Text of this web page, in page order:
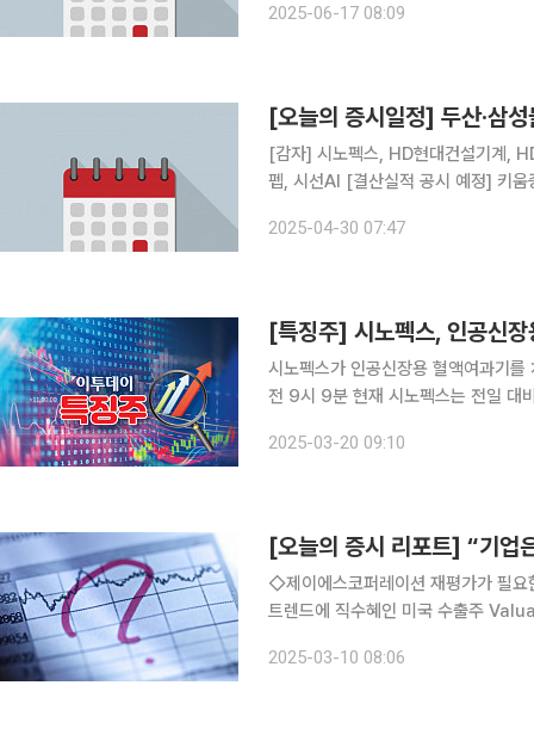
이해증진 및 기업가치 제고 △현대지
2025-06-17 08:09
[오늘의 증시일정] 두산·삼
[감자] 시노펙스, HD현대건설기계,
펩, 시선AI [결산실적 공시 예정] 키
템즈, LX인터내셔널, 한화비전, 산일
2025-04-30 07:47
시노펙스가 인공신장용 혈액여과기를
전 9시 9분 현재 시노펙스는 전일 대비
2025-03-20 09:10
[오늘의 증시 리포트] “기업
◇제이에스코퍼레이션 재평가가 필요한 시점 본업은 승승장구, 하얏트호텔은 플러스 요인 저가소비
트렌드에 직수혜인 미국 수출주 Valuation & Risk: 극단적 저평가 및 배당수익률 7.2% 최승환 신
2025-03-10 08:06